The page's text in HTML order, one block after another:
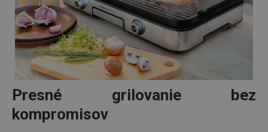
Presné grilovanie bez
kompromisov